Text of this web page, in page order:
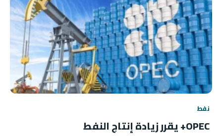
نفط
OPEC+ يقرر زيادة إنتاج النفط